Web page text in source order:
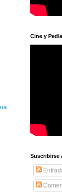
Cine y
Suscribirse